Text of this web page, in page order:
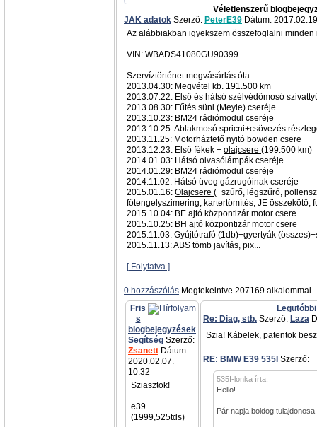
Véletlenszerű
JAK adatok Szerző: PeterE39 Dátum:
Az alábbiakban igyekszem összefoglalni minden
VIN: WBADS41080GU90399
Szervíztörténet megvásárlás óta:
2013.04.30: Megvétel kb. 191.500 km
2013.07.22: Első és hátsó szélvédőmosó
2013.08.30: Fűtés süni (Meyle) cseréje
2013.10.23: BM24 rádiómodul cseréje
2013.10.25: Ablakmosó spricni+csövezés
2013.11.25: Motorháztető nyitó bowden csere
2013.12.23: Első fékek + olajcsere (199.500 km)
2014.01.03: Hátsó olvasólámpák cseréje
2014.01.29: BM24 rádiómodul cseréje
2014.11.02: Hátsó üveg gázrugóinak cseréje
2015.01.16: Olajcsere (+szűrő, légszűrő,
főtengelyszimering, kartertömítés, JE összekötő,
2015.10.04: BE ajtó központizár motor csere
2015.10.25: BH ajtó központizár motor csere
2015.11.03: Gyújtótrafó (1db)+gyertyák
2015.11.13: ABS tömb javítás, pix...
[ Folytatva ]
0 hozzászólás Megtekeintve 207169 alkalommal
Fris
s
blogbejegyzések
Segítség Szerző:
Zsanett Dátum:
2020.02.07.
10:32
Sziasztok!
e39
(1999,525tds)
Re: Diag, stb. Szerző: Laza
Szia! Kábelek, patentok
RE: BMW E39 535I Szerző:
535I-lonka írta:
Hello!
Pár napja boldog